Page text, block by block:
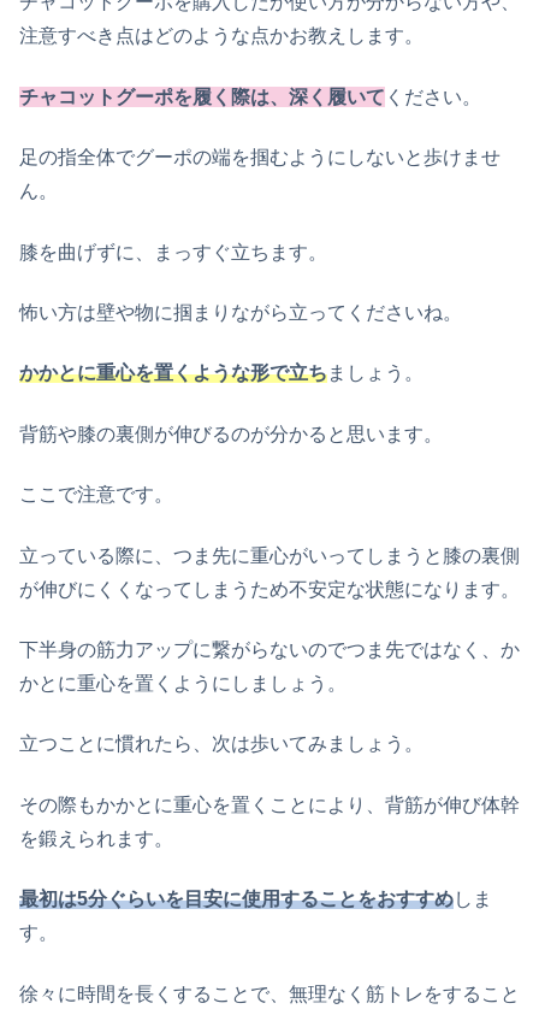
注意すべき点はどのような点かお教えします。
チャコットグーポを履く際は、深く履いて ください。
足の指全体でグーポの端を掴むようにしないと歩けませ
ん。
膝を曲げずに、まっすぐ立ちます。
怖い方は壁や物に掴まりながら立ってくださいね。
かかとに重心を置くような形で立ちましょう。
背筋や膝の裏側が伸びるのが分かると思います。
ここで注意です。
立っている際に、つま先に重心がいってしまうと膝の裏側
が伸びにくくなってしまうため不安定な状態になります。
下半身の筋力アップに繋がらないのでつま先ではなく、か
かとに重心を置くようにしましょう。
立つことに慣れたら、次は歩いてみましょう。
その際もかかとに重心を置くことにより、背筋が伸び体幹
を鍛えられます。
最初は5分ぐらいを目安に使用することをおすすめしま
す。
徐々に時間を長くすることで、無理なく筋トレをすること